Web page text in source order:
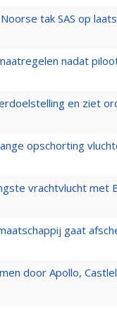
tak SAS op
nadat
en ziet
opschorting
vrachtvlucht met
gaat
door Apollo,